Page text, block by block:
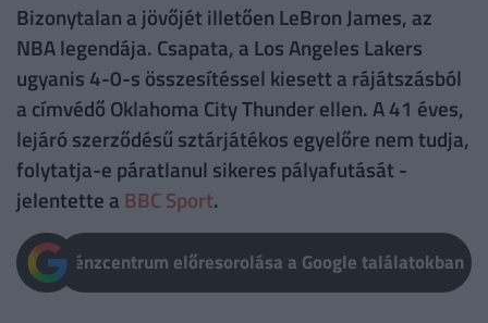
Bizonytalan a jövőjét illetően LeBron James, az
NBA legendája. Csapata, a Los Angeles Lakers
ugyanis 4-0-s összesítéssel kiesett a rájátszásból
a címvédő Oklahoma City Thunder ellen. A 41 éves,
lejáró szerződésű sztárjátékos egyelőre nem tudja,
folytatja-e páratlanul sikeres pályafutását -
jelentette a BBC Sport.
Pénzcentrum előresorolása a Google találatokban